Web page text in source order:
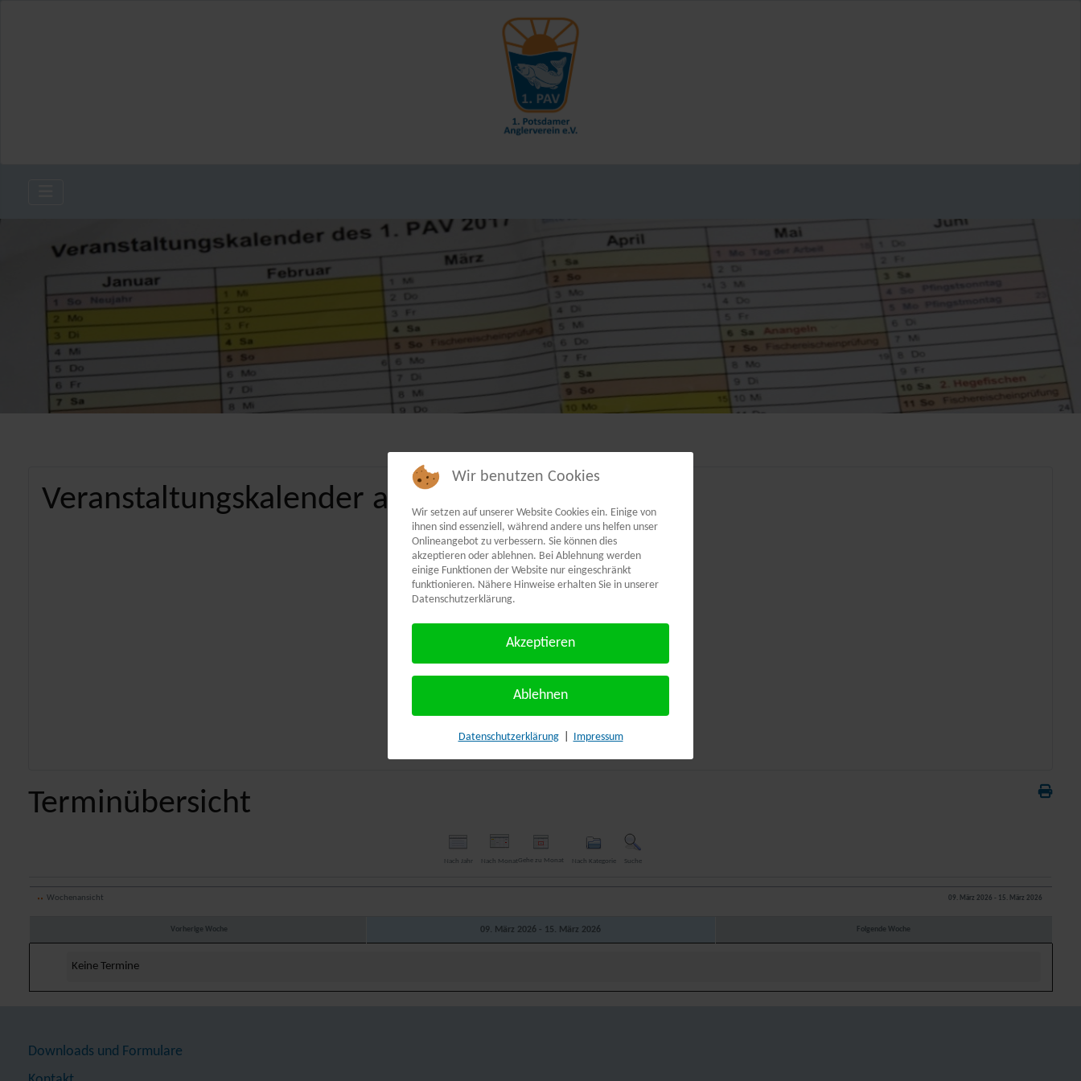
Veranstaltungskalender als PDF:
Terminübersicht
Nach Jahr Nach MonatGehe zu Monat Nach Kategorie Suche
Wochenansicht 09. März 2026 - 15. März 2026
Vorherige Woche 09. März 2026 - 15. März 2026 Folgende Woche
Keine Termine
Downloads und Formulare
Wir benutzen Cookies
Wir setzen auf unserer Website Cookies ein. Einige von
ihnen sind essenziell, während andere uns helfen unser
Onlineangebot zu verbessern. Sie können dies
akzeptieren oder ablehnen. Bei Ablehnung werden
einige Funktionen der Website nur eingeschränkt
funktionieren. Nähere Hinweise erhalten Sie in unserer
Datenschutzerklärung.
Akzeptieren
Ablehnen
Datenschutzerklärung Impressum